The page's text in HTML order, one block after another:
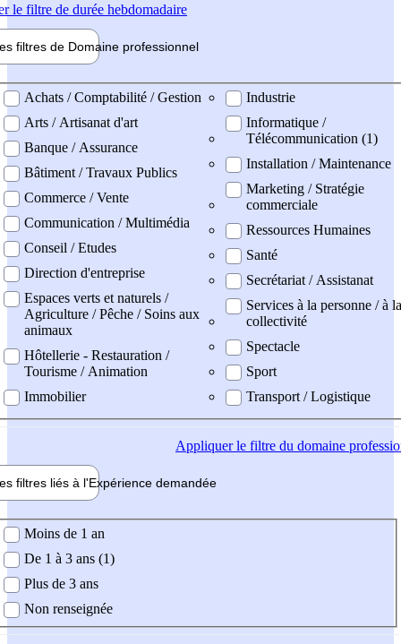
le filtre de durée hebdomadaire
filtres de Domaine professionnel
professionel
Achats / Comptabilité / Gestion
Arts / Artisanat d'art
Banque / Assurance
Bâtiment / Travaux Publics
Commerce / Vente
Communication / Multimédia
Conseil / Etudes
Direction d'entreprise
Espaces verts et naturels /
Agriculture / Pêche / Soins aux
animaux
Hôtellerie - Restauration /
Tourisme / Animation
Immobilier
Industrie
Informatique /
Télécommunication (1)
Installation / Maintenance
Marketing / Stratégie
commerciale
Ressources Humaines
Santé
Secrétariat / Assistanat
Services à la personne / à la
collectivité
Spectacle
Sport
Transport / Logistique
Appliquerle filtre du domaine
filtres liés à l'Expérience demandée
demandée
Moins de 1 an
De 1 à 3 ans (1)
Plus de 3 ans
Non renseignée